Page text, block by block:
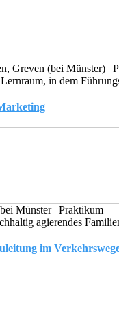
Greven (bei Münster) |
in dem
Münster | Praktikum
agierendes
im